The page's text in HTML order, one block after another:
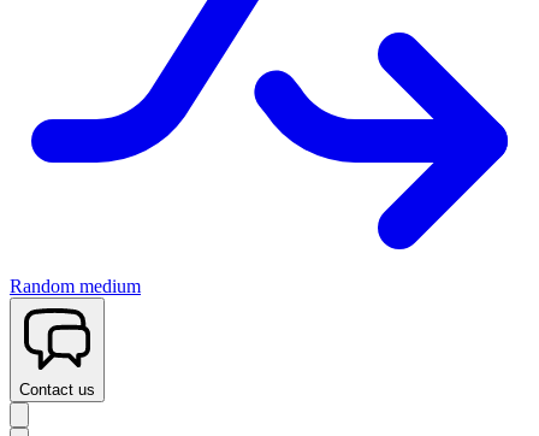
Random medium
Contact us